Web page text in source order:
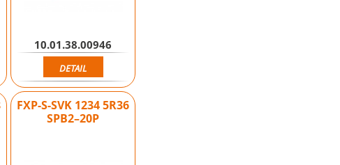
10.01.38.00946
DETAIL
FXP-S-SVK 1234 5R36
SPB2–20P